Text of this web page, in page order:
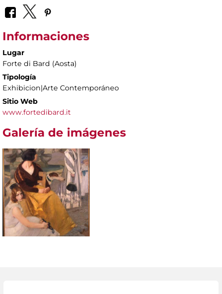
Informaciones
Lugar
Forte di Bard (Aosta)
Tipología
Exhibicion|Arte Contemporáneo
Sitio Web
www.fortedibard.it
Galería de imágenes